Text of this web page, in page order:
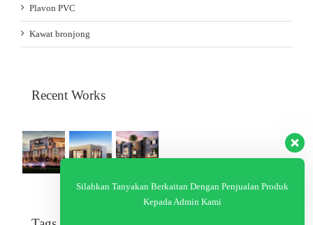
Plavon PVC
Kawat bronjong
Recent Works
Silahkan Tanyakan Berkaitan Dengan Penjualan Produk
Kepada Admin Kami